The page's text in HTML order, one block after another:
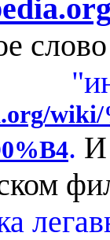
. И